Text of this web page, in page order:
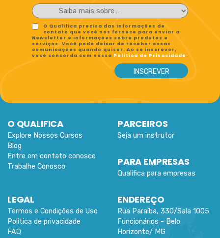
O Qualifica precisa das informações de
contato que você nos fornece para enviar a
Newsletter e informações sobre produtos e
serviços. Você pode deixar de receber essas
comunicações quando quiser. Ao se inscrever,
você concorda com nossa Política de Privacidade .
O QUALIFICA
Explore Nossos Cursos
Blog
Entre em contato conosco
Trabalhe Conosco
PARCEIROS
Seja um instrutor
PARA EMPRESAS
Qualifica para empresas
LEGAL
Termos e Condições de Uso
Politica de privacidade
FAQ
ENDEREÇO
Rua Paraíba, 330/Sala 1005
Funcionários - Belo
Horizonte/ MG